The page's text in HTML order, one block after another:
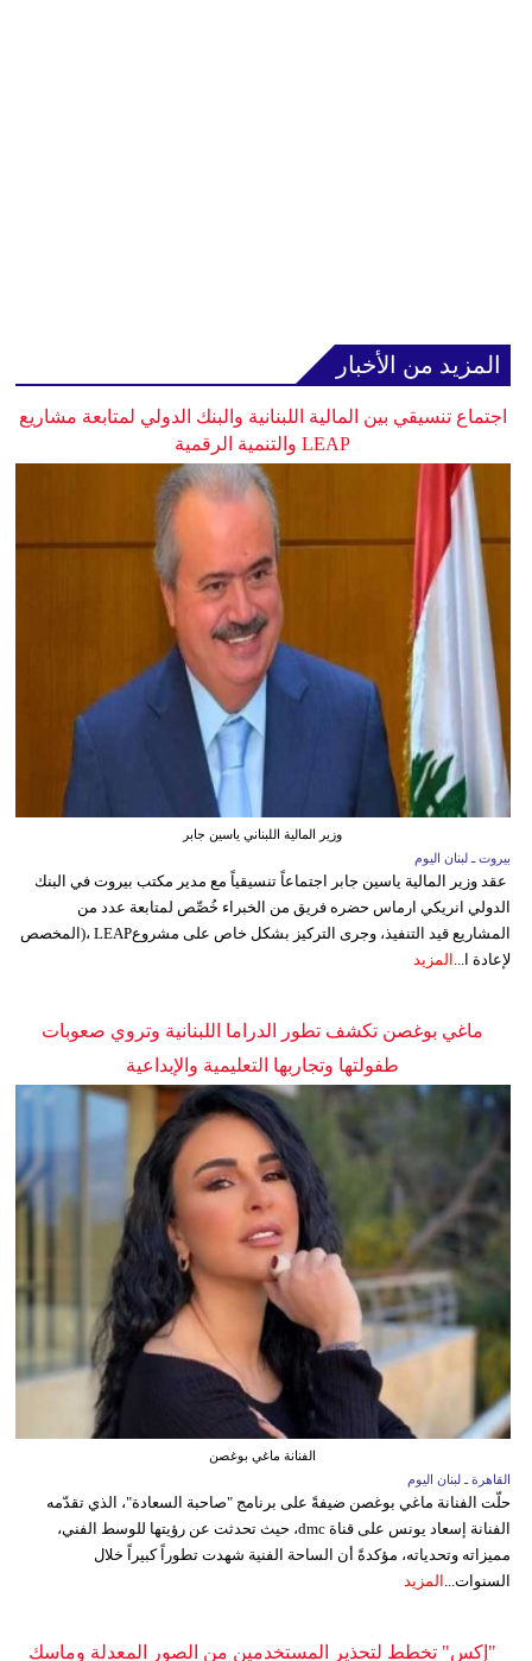
المزيد من الأخبار
اجتماع تنسيقي بين المالية اللبنانية والبنك الدولي لمتابعة مشاريع
LEAP والتنمية الرقمية
وزير المالية اللبناني ياسين جابر
بيروت ـ لبنان اليوم
عقد وزير المالية ياسين جابر اجتماعاً تنسيقياً مع مدير مكتب بيروت في البنك
الدولي انريكي ارماس حضره فريق من الخبراء خُصِّص لمتابعة عدد من
المشاريع قيد التنفيذ، وجرى التركيز بشكل خاص على مشروعLEAP ،(المخصص
لإعادة ا...
المزيد
ماغي بوغصن تكشف تطور الدراما اللبنانية وتروي صعوبات
طفولتها وتجاربها التعليمية والإبداعية
الفنانة ماغي بوغصن
القاهرة ـ لبنان اليوم
حلّت الفنانة ماغي بوغصن ضيفةً على برنامج "صاحبة السعادة"، الذي تقدّمه
الفنانة إسعاد يونس على قناة dmc، حيث تحدثت عن رؤيتها للوسط الفني،
مميزاته وتحدياته، مؤكدةً أن الساحة الفنية شهدت تطوراً كبيراً خلال
السنوات... المزيد
"إكس" تخطط لتحذير المستخدمين من الصور المعدلة وماسك